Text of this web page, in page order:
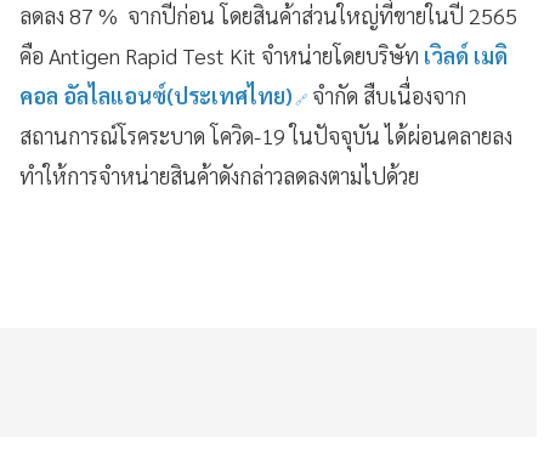
ลดลง 87 % จากปีก่อน โดยสินค้าส่วนใหญ่ที่ขายในปี 2565
คือ Antigen Rapid Test Kit จำหน่ายโดยบริษัท เวิลด์ เมดิ
คอล อัลไลแอนซ์(ประเทศไทย) จำกัด สืบเนื่องจาก
สถานการณ์โรคระบาด โควิด-19 ในปัจจุบัน ได้ผ่อนคลายลง
ทำให้การจำหน่ายสินค้าดังกล่าวลดลงตามไปด้วย